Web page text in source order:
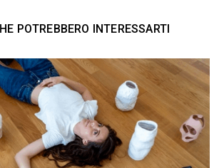
POTREBBERO INTERESSARTI